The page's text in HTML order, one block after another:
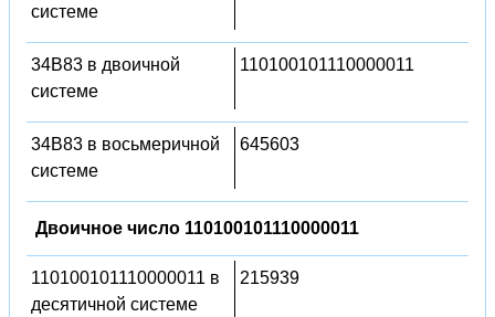
системе
34B83 в двоичной
системе
110100101110000011
34B83 в восьмеричной
системе
645603
Двоичное число 110100101110000011
110100101110000011 в
десятичной системе
215939